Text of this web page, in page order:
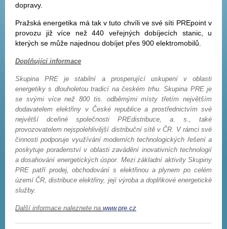
dopravy.
Pražská energetika má tak v tuto chvíli ve své síti PREpoint v
provozu již více než 440 veřejných dobíjecích stanic, u
kterých se může najednou dobíjet přes 900 elektromobilů.
Doplňující informace
Skupina PRE je stabilní a prosperující uskupení v oblasti
energetiky s dlouholetou tradicí na českém trhu. Skupina PRE je
se svými více než 800 tis. odběrnými místy třetím největším
dodavatelem elektřiny v České republice a prostřednictvím své
největší dceřiné společnosti PREdistribuce, a. s., také
provozovatelem nejspolehlivější distribuční sítě v ČR. V rámci své
činnosti podporuje využívání moderních technologických řešení a
poskytuje poradenství v oblasti zavádění inovativních technologií
a dosahování energetických úspor. Mezi základní aktivity Skupiny
PRE patří prodej, obchodování s elektřinou a plynem po celém
území ČR, distribuce elektřiny, její výroba a doplňkové energetické
služby.
Další informace naleznete na www.pre.cz